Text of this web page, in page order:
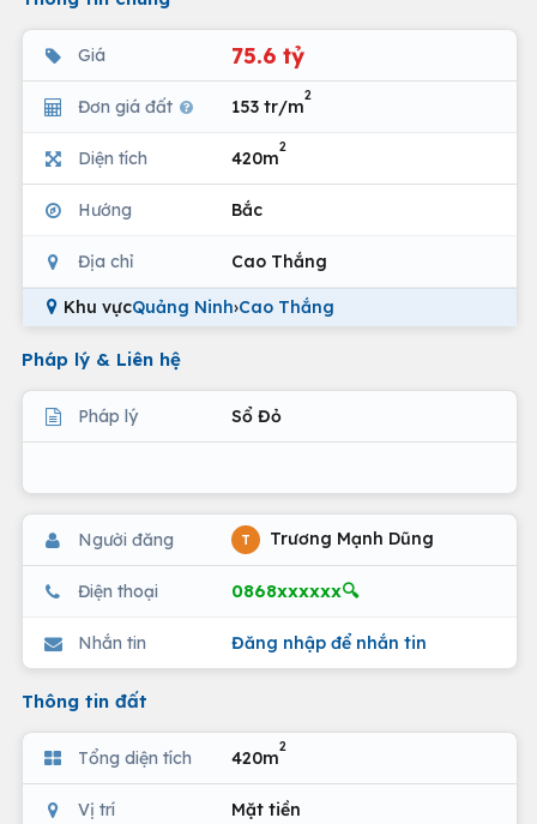
Giá 75.6 tỷ
Đơn giá đất 153 tr/m
2
Diện tích 420m
2
Hướng Bắc
Địa chỉ Cao Thắng
Khu vựcQuảng Ninh›Cao Thắng
Pháp lý & Liên hệ
Pháp lý Sổ Đỏ
Người đăng T Trương Mạnh Dũng
Điện thoại 0868xxxxxx🔍
Nhắn tin Đăng nhập để nhắn tin
Thông tin đất
Tổng diện tích 420m
2
Vị trí Mặt tiền